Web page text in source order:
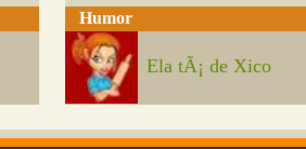
Humor
Ela tÃ¡ de Xico